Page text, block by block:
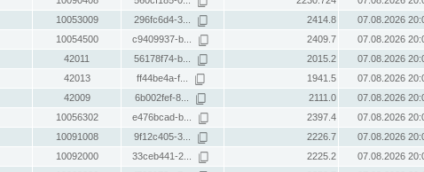
10053009 296fc6d4-3... 2414.8
07.08.2026
10054500 c9409937-b... 2409.7
07.08.2026
42011 56178f74-b... 2015.2
07.08.2026
42013 ff44be4a-f... 1941.5
07.08.2026
42009 6b002fef-8... 2111.0
07.08.2026
10056302 e476bcad-b... 2397.4
07.08.2026
10091008 9f12c405-3... 2226.7
07.08.2026
10092000 33ceb441-2... 2225.2
07.08.2026